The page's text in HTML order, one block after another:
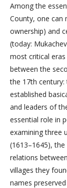
Among the
County, one can
ownership) and
(today:
most critical
between the
the 17th
established
and leaders of
essential role in
examining three
(1613–1645),
relations
villages they
names